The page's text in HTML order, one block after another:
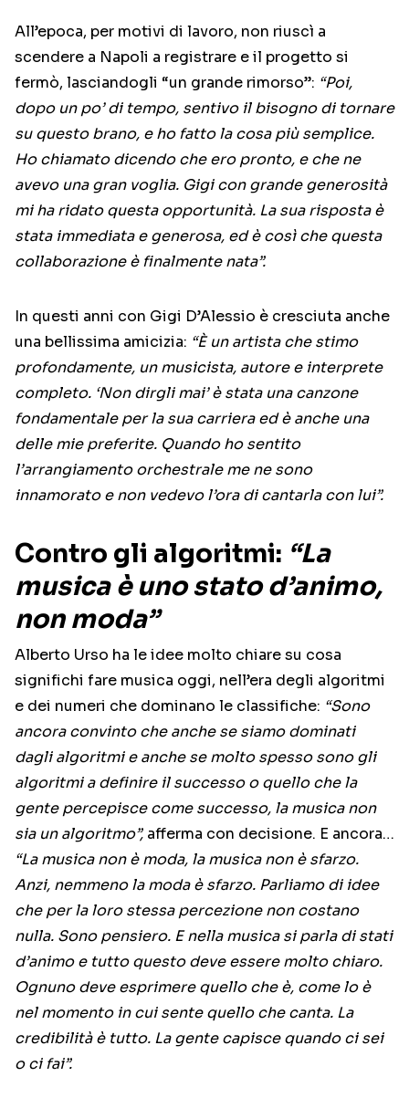
All’epoca, per motivi di lavoro, non riuscì a
scendere a Napoli a registrare e il progetto si
fermò, lasciandogli “un grande rimorso”: “Poi,
dopo un po’ di tempo, sentivo il bisogno di tornare
su questo brano, e ho fatto la cosa più semplice.
Ho chiamato dicendo che ero pronto, e che ne
avevo una gran voglia. Gigi con grande generosità
mi ha ridato questa opportunità. La sua risposta è
stata immediata e generosa, ed è così che questa
collaborazione è finalmente nata”.
In questi anni con Gigi D’Alessio è cresciuta anche
una bellissima amicizia: “È un artista che stimo
profondamente, un musicista, autore e interprete
completo. ‘Non dirgli mai’ è stata una canzone
fondamentale per la sua carriera ed è anche una
delle mie preferite. Quando ho sentito
l’arrangiamento orchestrale me ne sono
innamorato e non vedevo l’ora di cantarla con lui”.
Contro gli algoritmi: “La
musica è uno stato d’animo,
non moda”
Alberto Urso ha le idee molto chiare su cosa
significhi fare musica oggi, nell’era degli algoritmi
e dei numeri che dominano le classifiche: “Sono
ancora convinto che anche se siamo dominati
dagli algoritmi e anche se molto spesso sono gli
algoritmi a definire il successo o quello che la
gente percepisce come successo, la musica non
sia un algoritmo”, afferma con decisione. E ancora…
“La musica non è moda, la musica non è sfarzo.
Anzi, nemmeno la moda è sfarzo. Parliamo di idee
che per la loro stessa percezione non costano
nulla. Sono pensiero. E nella musica si parla di stati
d’animo e tutto questo deve essere molto chiaro.
Ognuno deve esprimere quello che è, come lo è
nel momento in cui sente quello che canta. La
credibilità è tutto. La gente capisce quando ci sei
o ci fai”.